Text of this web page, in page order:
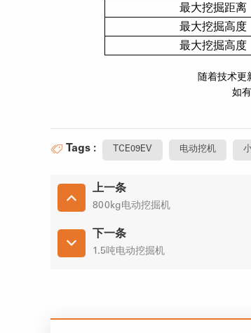
最大挖掘距离
最大挖掘高度
最大挖掘高度
随着技术更
如
Tags : TCE09EV 电动挖机
上一条
800kg电动挖掘机
下一条
1.5吨电动挖掘机